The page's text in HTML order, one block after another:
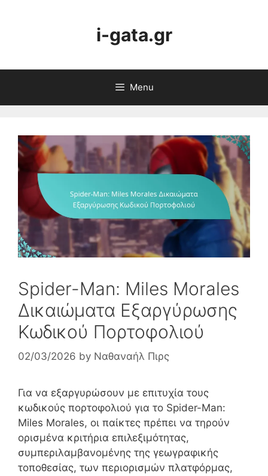
i-gata.gr
Menu
Spider-Man: Miles Morales
Δικαιώματα Εξαργύρωσης
Κωδικού Πορτοφολιού
02/03/2026 by Ναθαναήλ Πιρς
Για να εξαργυρώσουν με επιτυχία τους
κωδικούς πορτοφολιού για το Spider-Man:
Miles Morales, οι παίκτες πρέπει να τηρούν
ορισμένα κριτήρια επιλεξιμότητας,
συμπεριλαμβανομένης της γεωγραφικής
τοποθεσίας, των περιορισμών πλατφόρμας,